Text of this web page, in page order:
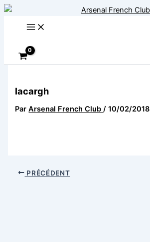
Aller
Rechercher
lacargh
ParArsenal French Club/10/02/2018
PRÉCÉDENT